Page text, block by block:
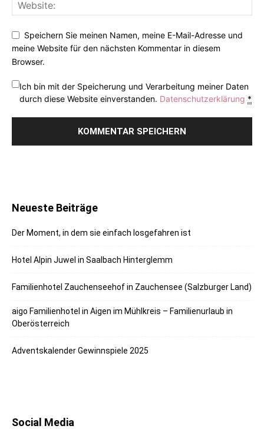
Speichern Sie meinen Namen, meine E-Mail-Adresse und
meine Website für den nächsten Kommentar in diesem
Browser.
Ich bin mit der Speicherung und Verarbeitung meiner Daten
durch diese Website einverstanden. Datenschutzerklärung *
Neueste Beiträge
Der Moment, in dem sie einfach losgefahren ist
Hotel Alpin Juwel in Saalbach Hinterglemm
Familienhotel Zauchenseehof in Zauchensee (Salzburger Land)
aigo Familienhotel in Aigen im Mühlkreis – Familienurlaub in
Oberösterreich
Adventskalender Gewinnspiele 2025
Social Media